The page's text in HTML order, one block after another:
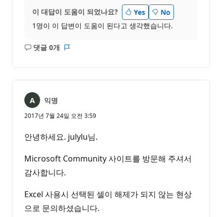
이 대답이 도움이 되었나요? Yes
No
1명이 이 답변이 도움이 된다고 생각했습니다.
댓글 0개
설
음
익명
2017년 7월 24일 오전 3:59
안녕하세요. julylu님.
Microsoft Community 사이트를 방문해 주셔서
감사합니다.
Excel 사용시 선택된 셀이 해제가 되지 않는 현상
으로 문의하셨습니다.